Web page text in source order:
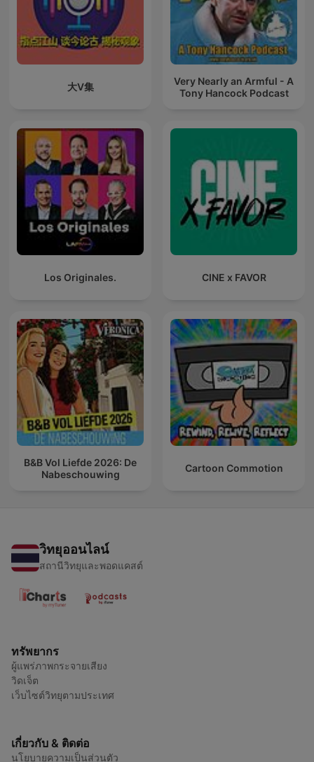
大V集
Very Nearly an Armful - A
Tony Hancock Podcast
Los Originales. CINE x FAVOR
B&B Vol Liefde 2026: De
Nabeschouwing
Cartoon Commotion
วิทยุออนไลน์
สถานีวิทยุและพอดแคสต์
ทรัพยากร
ผู้แพร่ภาพกระจายเสียง
วิดเจ็ต
เว็บไซต์วิทยุตามประเทศ
เกี่ยวกับ & ติดต่อ
นโยบายความเป็นส่วนตัว